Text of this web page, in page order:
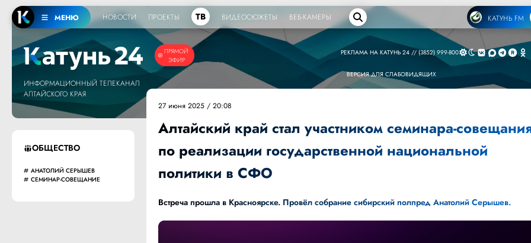
МЕНЮ НОВОСТИ ПРОЕКТЫ ТВ ВИДЕОСЮЖЕТЫ ВЕБ-КАМЕРЫ КАТУНЬ FM
ПРЯМОЙ
ЭФИР
ИНФОРМАЦИОННЫЙ ТЕЛЕКАНАЛ
АЛТАЙСКОГО КРАЯ
РЕКЛАМА НА КАТУНЬ 24 // (3852) 999-800
ВЕРСИЯ ДЛЯ СЛАБОВИДЯЩИХ
ОБЩЕСТВО
АНАТОЛИЙ СЕРЫШЕВ
СЕМИНАР-СОВЕЩАНИЕ
27 июня 2025 / 20:08
Алтайский край стал участником семинара-
по реализации государственной национальной
политики в СФО
Встреча прошла в Красноярске. Провёл собрание сибирский полпред Анатолий Серышев.